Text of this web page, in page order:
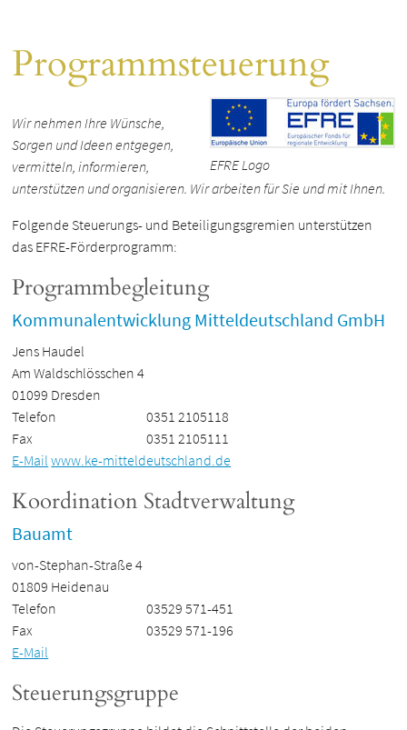
Programmsteuerung
EFRE Logo
Wir nehmen Ihre Wünsche,
Sorgen und Ideen entgegen,
vermitteln, informieren,
unterstützen und organisieren. Wir arbeiten für Sie und mit Ihnen.
Folgende Steuerungs- und Beteiligungsgremien unterstützen
das EFRE-Förderprogramm:
Programmbegleitung
Kommunalentwicklung Mitteldeutschland GmbH
Jens Haudel
Am Waldschlösschen 4
01099 Dresden
Telefon
0351 2105118
Fax
0351 2105111
E-Mail www.ke-mitteldeutschland.de
Koordination Stadtverwaltung
Bauamt
von-Stephan-Straße 4
01809 Heidenau
Telefon
03529 571-451
Fax
03529 571-196
E-Mail
Steuerungsgruppe